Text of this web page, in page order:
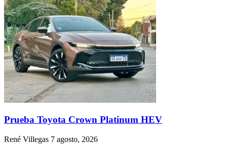
Prueba Toyota Crown Platinum HEV
René Villegas 7 agosto, 2026